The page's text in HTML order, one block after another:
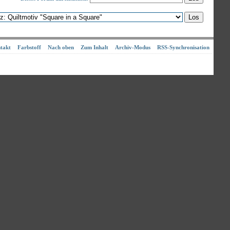
Farbstoff Nach oben Zum Inhalt Archiv-Modus RSS-Synchronisation